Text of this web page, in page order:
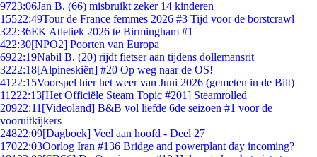
9723:06Jan B. (66) misbruikt zeker 14 kinderen
15522:49Tour de France femmes 2026 #3 Tijd voor de borstcrawl
322:36EK Atletiek 2026 te Birmingham #1
422:30[NPO2] Poorten van Europa
6922:19Nabil B. (20) rijdt fietser aan tijdens dollemansrit
3222:18[Alpineskiën] #20 Op weg naar de OS!
41 22:15Voorspel hier het weer van Juni 2026 (gemeten in de Bilt)
11222:13[Het Officiële Steam Topic #201] Steamrolled
20922:11 [Videoland] B&B vol liefde 6de seizoen #1 voor de
vooruitkijkers
24822:09[Dagboek] Veel aan hoofd - Deel 27
17022:03Oorlog Iran #136 Bridge and powerplant day incoming?